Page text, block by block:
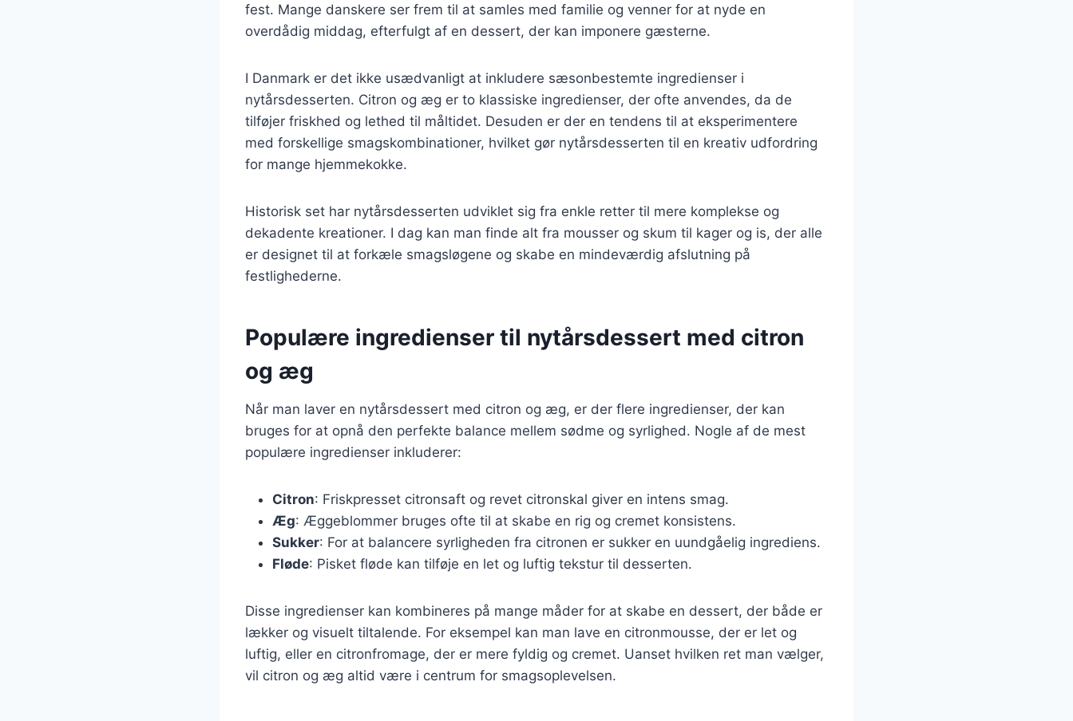
fest. Mange danskere ser frem til at samles med familie og venner for at nyde en
overdådig middag, efterfulgt af en dessert, der kan imponere gæsterne.
I Danmark er det ikke usædvanligt at inkludere sæsonbestemte ingredienser i
nytårsdesserten. Citron og æg er to klassiske ingredienser, der ofte anvendes, da de
tilføjer friskhed og lethed til måltidet. Desuden er der en tendens til at eksperimentere
med forskellige smagskombinationer, hvilket gør nytårsdesserten til en kreativ udfordring
for mange hjemmekokke.
Historisk set har nytårsdesserten udviklet sig fra enkle retter til mere komplekse og
dekadente kreationer. I dag kan man finde alt fra mousser og skum til kager og is, der alle
er designet til at forkæle smagsløgene og skabe en mindeværdig afslutning på
festlighederne.
Populære ingredienser til nytårsdessert med citron
og æg
Når man laver en nytårsdessert med citron og æg, er der flere ingredienser, der kan
bruges for at opnå den perfekte balance mellem sødme og syrlighed. Nogle af de mest
populære ingredienser inkluderer:
Citron: Friskpresset citronsaft og revet citronskal giver en intens smag.
Æg: Æggeblommer bruges ofte til at skabe en rig og cremet konsistens.
Sukker: For at balancere syrligheden fra citronen er sukker en uundgåelig ingrediens.
Fløde: Pisket fløde kan tilføje en let og luftig tekstur til desserten.
Disse ingredienser kan kombineres på mange måder for at skabe en dessert, der både er
lækker og visuelt tiltalende. For eksempel kan man lave en citronmousse, der er let og
luftig, eller en citronfromage, der er mere fyldig og cremet. Uanset hvilken ret man vælger,
vil citron og æg altid være i centrum for smagsoplevelsen.